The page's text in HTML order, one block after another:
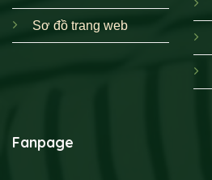
Sơ đồ trang web
Fanpage